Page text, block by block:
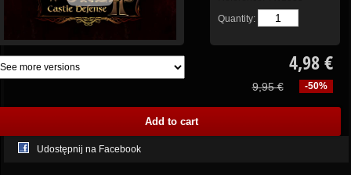
Quantity:
4,98 €
-50%
9,95 €
Udostępnij na Facebook